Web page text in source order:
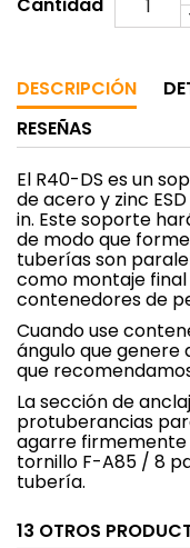
Cantidad
DESCRIPCIÓN
RESEÑAS
El R40-DS es un
de acero y zinc
in. Este soporte
de modo que
tuberías son
como montaje
contenedores de
Cuando use
ángulo que genere
que
La sección de
protuberancias
agarre firmemente
tornillo F-A85 / 8
tubería.
13 OTROS